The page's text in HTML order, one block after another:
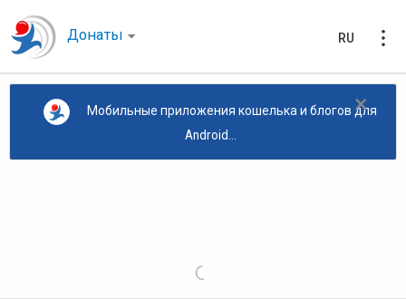
Донаты RU
×
Мобильные приложения кошелька и блогов для
Android...